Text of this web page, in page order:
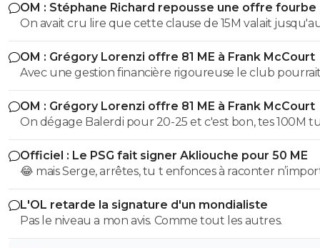
OM : Stéphane Richard repousse une offre fourbe
Aguerd
On avait cru lire que cette clause de 15M valait
juillet. ?
OM : Grégory Lorenzi offre 81 ME à Frank McCourt
Avec une gestion financière rigoureuse le club
envisager une capitalisation supérieure au 1,2 milliards
comme base de négociation avec l’Arabie Saoudite!
OM : Grégory Lorenzi offre 81 ME à Frank McCourt
On dégage Balerdi pour 20-25 et c'est bon, tes 100M tu les
as. Faut quand-même virer kondogbia avec sa charrette et
ses 500K mensuels, ça ne sera pas une perte.. Du coup, on
pourra garder Aguerd, Hojberg weah, Emerson, Paixao et
Gouiri, ce qui fait 1 joueur expérimenté par poste. Si Lorenzi
nous fait un recrutement malin , on pourrait faire une
potable.
Officiel : Le PSG fait signer Akliouche pour 50 ME
😂 mais Serge, arrêtes, tu t enfonces à raconter
quoi, tu supposes de la merde, ça fait un peu plus de 2
que Paris suit akliouche et c est pour ça qu il ne
Paris après Monaco. Paris le prend cet été car il était
trop cher l été dernier, qu une place s est libérée avec
L'OL retarde la signature d'un mondialiste
Pas le niveau a mon avis. Comme tout les autres.